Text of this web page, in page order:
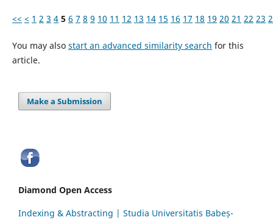
<< < 1 2 3 4 5 6 7 8 9 10 11 12 13 14 15 16 17 18 19 20 21 22 23
You may also start an advanced similarity search for this
article.
Make a Submission
Diamond Open Access
Indexing & Abstracting | Studia Universitatis Babeș-